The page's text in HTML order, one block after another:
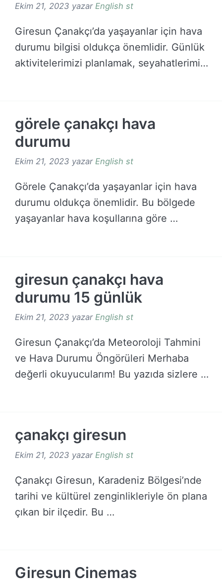
Ekim 21, 2023 yazar English st
Giresun Çanakçı’da yaşayanlar için hava
durumu bilgisi oldukça önemlidir. Günlük
aktivitelerimizi planlamak, seyahatlerimizi
görele çanakçı hava
durumu
Ekim 21, 2023 yazar English st
Görele Çanakçı’da yaşayanlar için hava
durumu oldukça önemlidir. Bu bölgede
yaşayanlar hava koşullarına göre …
giresun çanakçı hava
durumu 15 günlük
Ekim 21, 2023 yazar English st
Giresun Çanakçı’da Meteoroloji Tahmini
ve Hava Durumu Öngörüleri Merhaba
değerli okuyucularım! Bu yazıda sizlere …
çanakçı giresun
Ekim 21, 2023 yazar English st
Çanakçı Giresun, Karadeniz Bölgesi’nde
tarihi ve kültürel zenginlikleriyle ön plana
çıkan bir ilçedir. Bu …
Giresun Cinemas